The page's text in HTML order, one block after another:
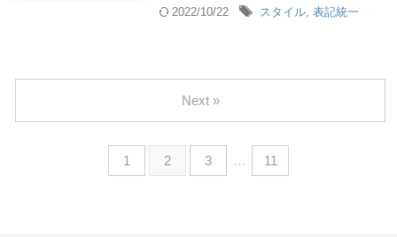
2022/10/22 スタイル, 表記統一
1 2 3 … 11
Next »